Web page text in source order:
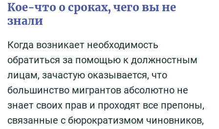
Кое-что о сроках, чего вы не
знали
Когда возникает необходимость
обратиться за помощью к должностным
лицам, зачастую оказывается, что
большинство мигрантов абсолютно не
знает своих прав и проходят все препоны,
связанные с бюрократизмом чиновников,